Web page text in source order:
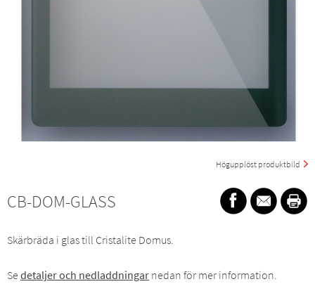
Högupplöst produktbild
CB-DOM-GLASS
Skärbräda i glas till Cristalite Domus.
Se detaljer och nedladdningar nedan för mer information.